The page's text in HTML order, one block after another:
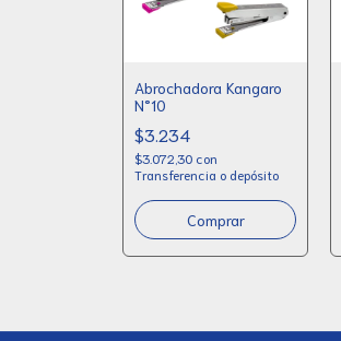
Abrochadora Kangaro
N°10
$3.234
$3.072,30 con
Transferencia o depósito